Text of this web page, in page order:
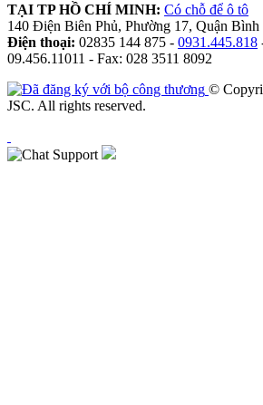
TẠI TP HỒ CHÍ MINH: Có chỗ để ô tô
140 Điện Biên Phủ, Phường 17, Quận
Điện thoại: 02835 144 875 - 0931.445.818
09.456.11011 - Fax: 028 3511 8092
©
JSC. All rights reserved.